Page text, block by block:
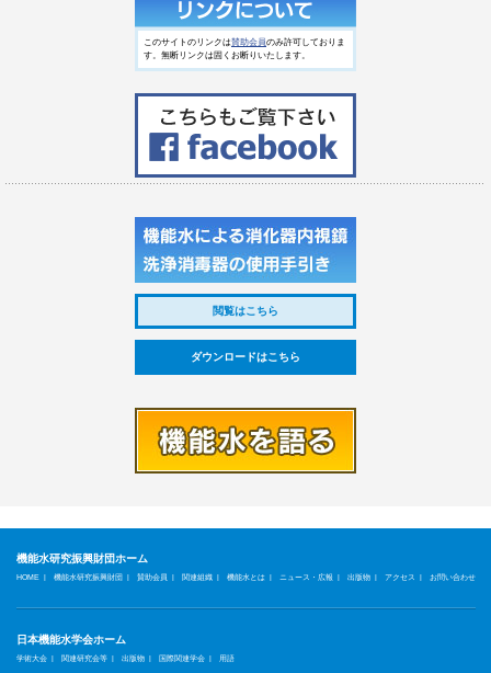
このサイトのリンクは賛助会員のみ許可しておりま
す。無断リンクは固くお断りいたします。
閲覧はこちら
ダウンロードはこちら
機能水研究振興財団ホーム
HOME| 機能水研究振興財団| 賛助会員 | 関連組織| 機能水とは| ニュース・広報 | 出版物| アクセス | お問い合わせ
日本機能水学会ホーム
学術大会| 関連研究会等| 出版物| 国際関連学会| 用語